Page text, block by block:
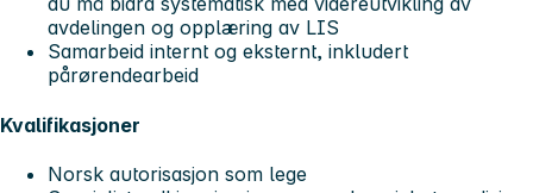
avdelingen og opplæring av LIS
Samarbeid internt og eksternt, inkludert
pårørendearbeid
Kvalifikasjoner
Norsk autorisasjon som lege